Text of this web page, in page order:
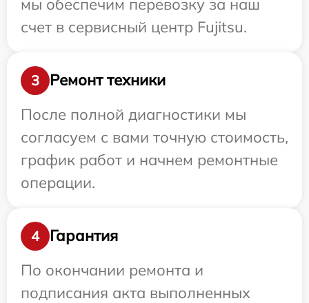
мы обеспечим перевозку за наш
счет в сервисный центр Fujitsu.
3
Ремонт техники
После полной диагностики мы
согласуем с вами точную стоимость,
график работ и начнем ремонтные
операции.
4
Гарантия
По окончании ремонта и
подписания акта выполненных